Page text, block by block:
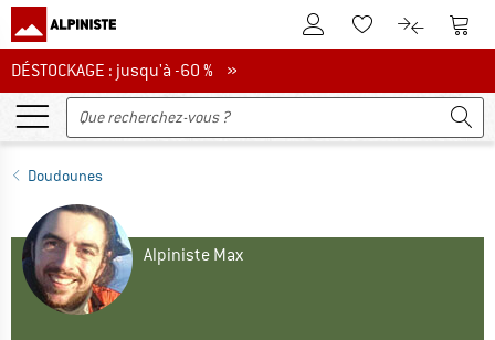
Vers le compte client
Vers la liste
Vers le
DÉSTOCKAGE : jusqu'à -60 %
DÉSTOCKAGE : jusqu'à -60 % »
Doudounes
Alpiniste Max